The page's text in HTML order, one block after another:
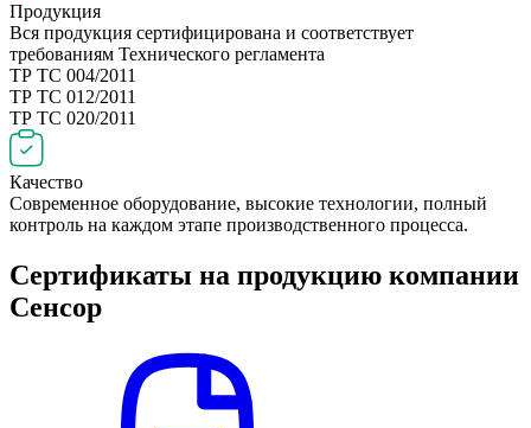
Продукция
Вся продукция сертифицирована и соответствует
требованиям Технического регламента
ТР ТС 004/2011
ТР ТС 012/2011
ТР ТС 020/2011
Качество
Современное оборудование, высокие технологии, полный
контроль на каждом этапе производственного процесса.
Сертификаты на продукцию компании
Сенсор